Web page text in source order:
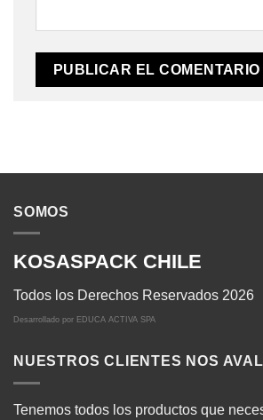
SOMOS
KOSASPACK CHILE
Todos los Derechos Reservados 2026
Desarrollado por EDUCA ACTIVA SPA
NUESTROS CLIENTES NOS
Tenemos todos los productos que